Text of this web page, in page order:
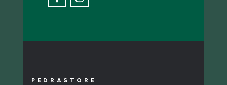
PEDRASTORE